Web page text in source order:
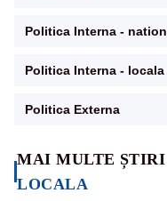
MAI MULTE
LOCALA
Politica Interna -
Politica Interna - locala
Politica Externa